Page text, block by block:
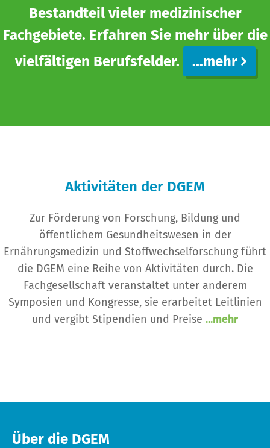
Bestandteil vieler medizinischer
Fachgebiete. Erfahren Sie mehr über die
vielfältigen Berufsfelder.
...mehr
Aktivitäten der DGEM
Zur Förderung von Forschung, Bildung und
öffentlichem Gesundheitswesen in der
Ernährungsmedizin und Stoffwechselforschung führt
die DGEM eine Reihe von Aktivitäten durch. Die
Fachgesellschaft veranstaltet unter anderem
Symposien und Kongresse, sie erarbeitet Leitlinien
und vergibt Stipendien und Preise ...mehr
Über die DGEM